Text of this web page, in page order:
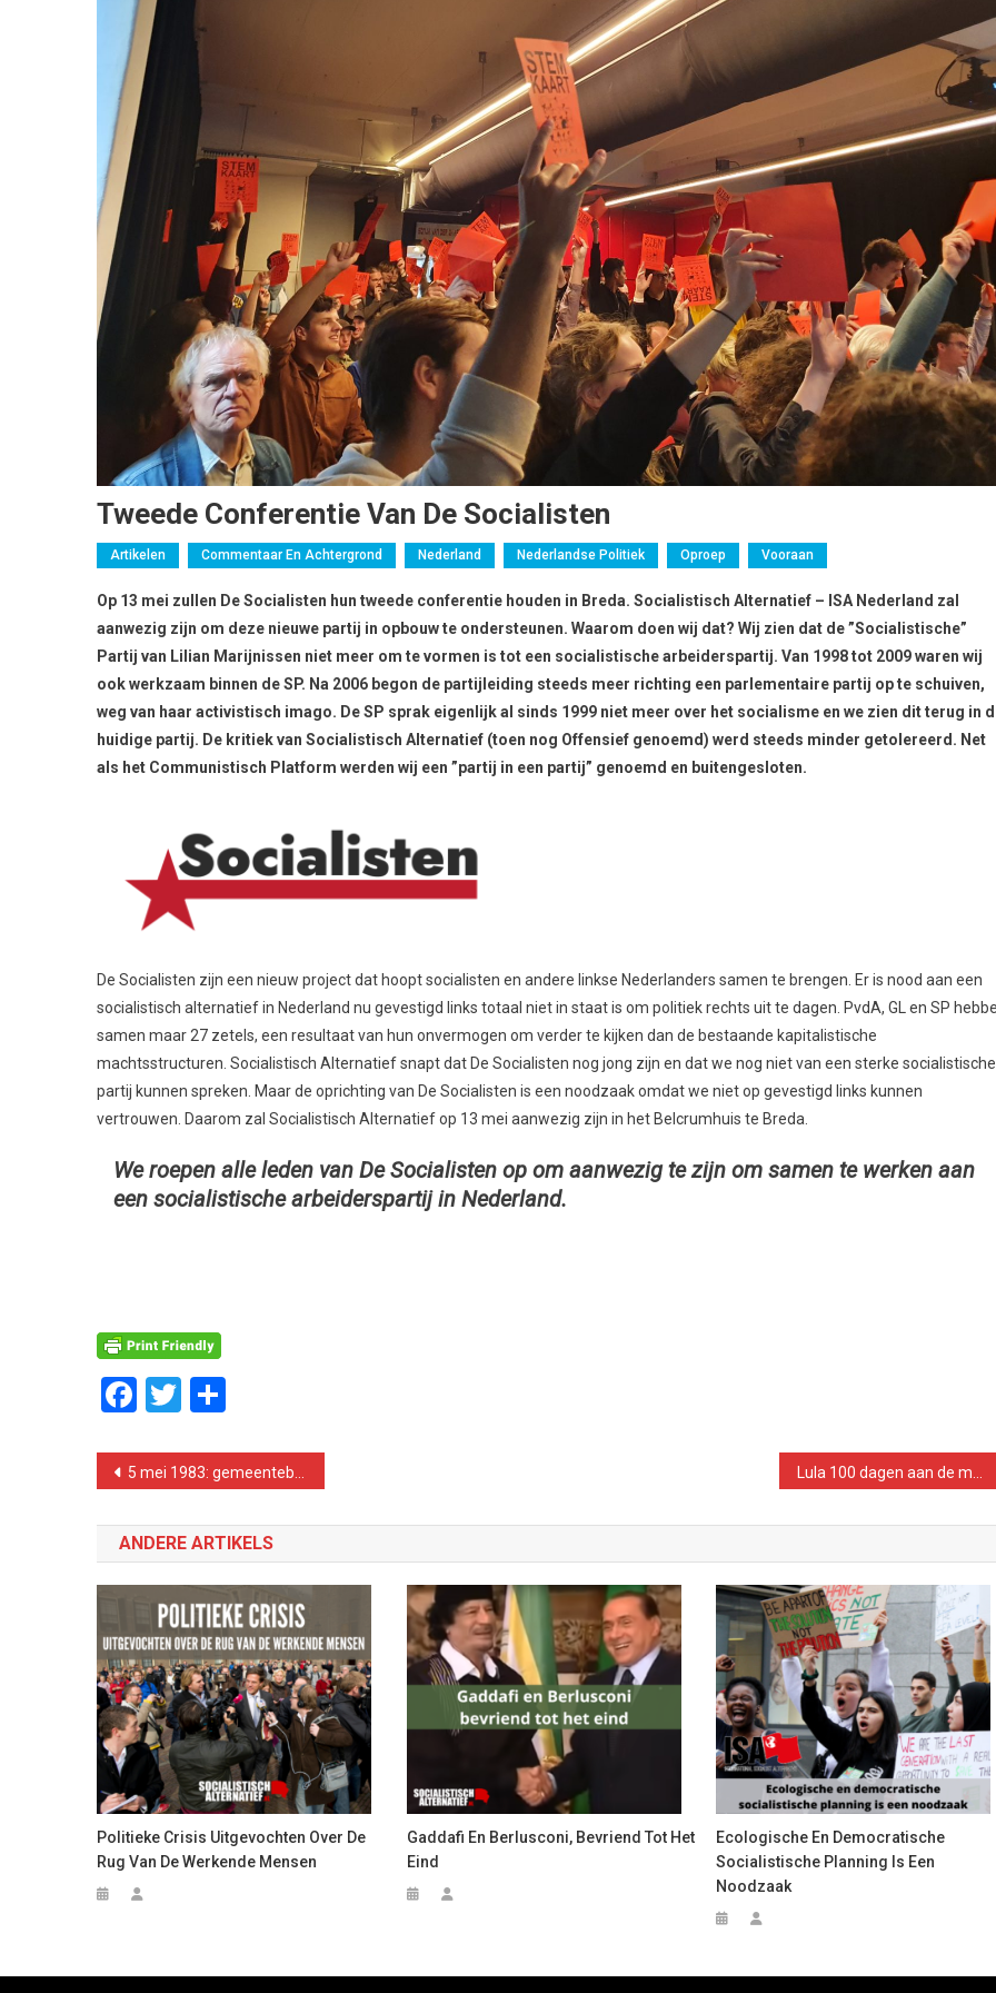
Tweede Conferentie Van De Socialisten
Artikelen Commentaar En Achtergrond Nederland Nederlandse Politiek Oproep Vooraan
Op 13 mei zullen De Socialisten hun tweede conferentie houden in Breda. Socialistisch Alternatief – ISA Nederland zal
aanwezig zijn om deze nieuwe partij in opbouw te ondersteunen. Waarom doen wij dat? Wij zien dat de ”Socialistische”
Partij van Lilian Marijnissen niet meer om te vormen is tot een socialistische arbeiderspartij. Van 1998 tot 2009 waren wij
ook werkzaam binnen de SP. Na 2006 begon de partijleiding steeds meer richting een parlementaire partij op te schuiven,
weg van haar activistisch imago. De SP sprak eigenlijk al sinds 1999 niet meer over het socialisme en we zien dit terug in
huidige partij. De kritiek van Socialistisch Alternatief (toen nog Offensief genoemd) werd steeds minder getolereerd. Net
als het Communistisch Platform werden wij een ”partij in een partij” genoemd en buitengesloten.
De Socialisten zijn een nieuw project dat hoopt socialisten en andere linkse Nederlanders samen te brengen. Er is nood aan een
socialistisch alternatief in Nederland nu gevestigd links totaal niet in staat is om politiek rechts uit te dagen. PvdA, GL en SP
samen maar 27 zetels, een resultaat van hun onvermogen om verder te kijken dan de bestaande kapitalistische
machtsstructuren. Socialistisch Alternatief snapt dat De Socialisten nog jong zijn en dat we nog niet van een sterke socialistische
partij kunnen spreken. Maar de oprichting van De Socialisten is een noodzaak omdat we niet op gevestigd links kunnen
vertrouwen. Daarom zal Socialistisch Alternatief op 13 mei aanwezig zijn in het Belcrumhuis te Breda.
We roepen alle leden van De Socialisten op om aanwezig te zijn om samen te werken aan
een socialistische arbeiderspartij in Nederland.
Facebook
Twitter
Bericht
navigatie
5 mei 1983: gemeentebestuur van Liverpool start strijd tegen Thatcher
ANDERE ARTIKELS
Politieke Crisis Uitgevochten Over De
Rug Van De Werkende Mensen
Gaddafi En Berlusconi, Bevriend Tot Het
Eind
Ecologische En Democratische
Socialistische Planning Is Een
Noodzaak